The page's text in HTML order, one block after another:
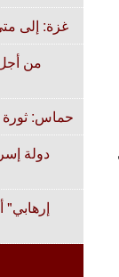
غزة: إلى
من
حماس: ثورة
دولة